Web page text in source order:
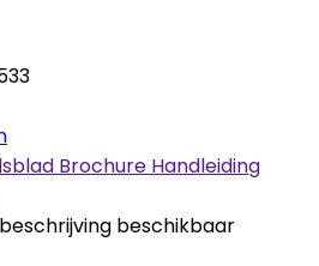
Brochure Handleiding
beschikbaar